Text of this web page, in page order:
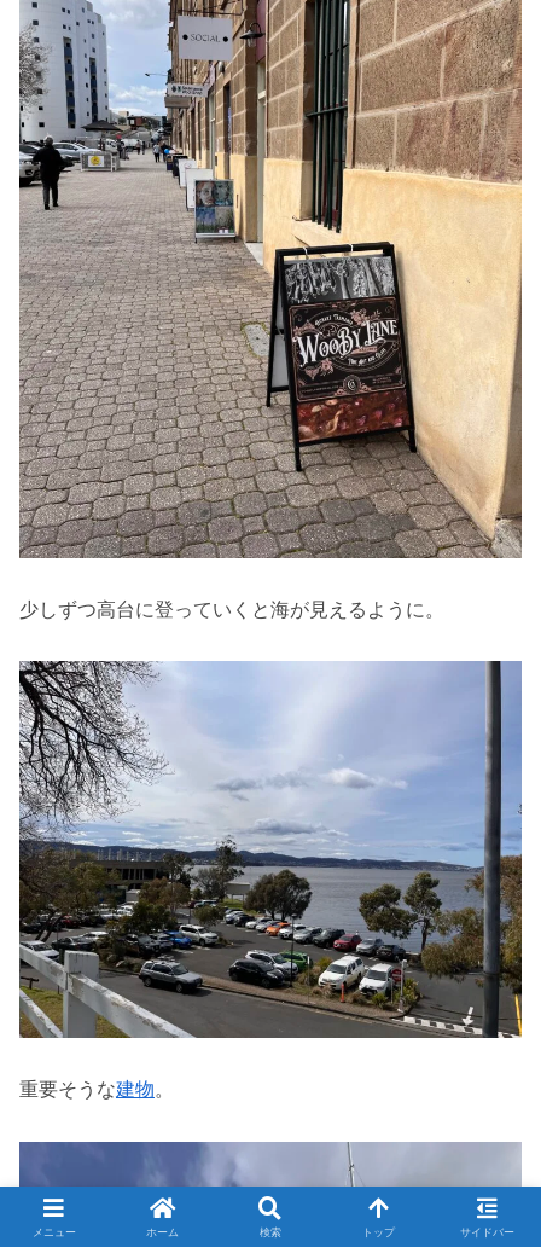
少しずつ高台に登っていくと海が見えるように。
重要そうな建物。
メニュー ホーム 検索 トップ サイドバー